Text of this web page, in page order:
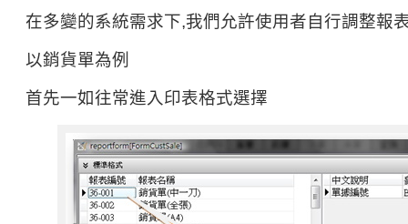
在多變的系統需求下,我們允許使用者自行調整報
以銷貨單為例
首先一如往常進入印表格式選擇